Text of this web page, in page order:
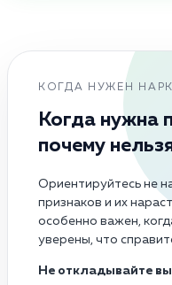
КОГДА НУЖЕН
Когда нужна
почему
Ориентируйтесь не
признаков и их
особенно важен,
уверены, что
Не откладывайте